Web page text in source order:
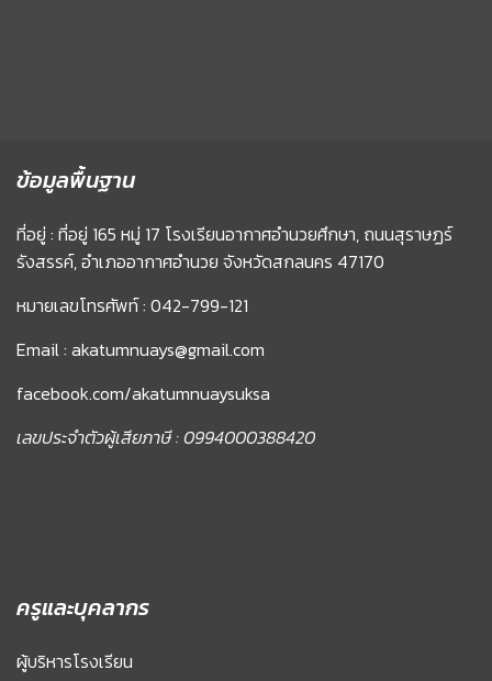
ข้อมูลพื้นฐาน
ที่อยู่ : ที่อยู่ 165 หมู่ 17 โรงเรียนอากาศอำนวยศึกษา, ถนนสุราษฏร์
รังสรรค์, อำเภออากาศอำนวย จังหวัดสกลนคร 47170
หมายเลขโทรศัพท์ : 042-799-121
Email : akatumnuays@gmail.com
facebook.com/akatumnuaysuksa
เลขประจำตัวผู้เสียภาษี : 0994000388420
ครูและบุคลากร
ผู้บริหารโรงเรียน